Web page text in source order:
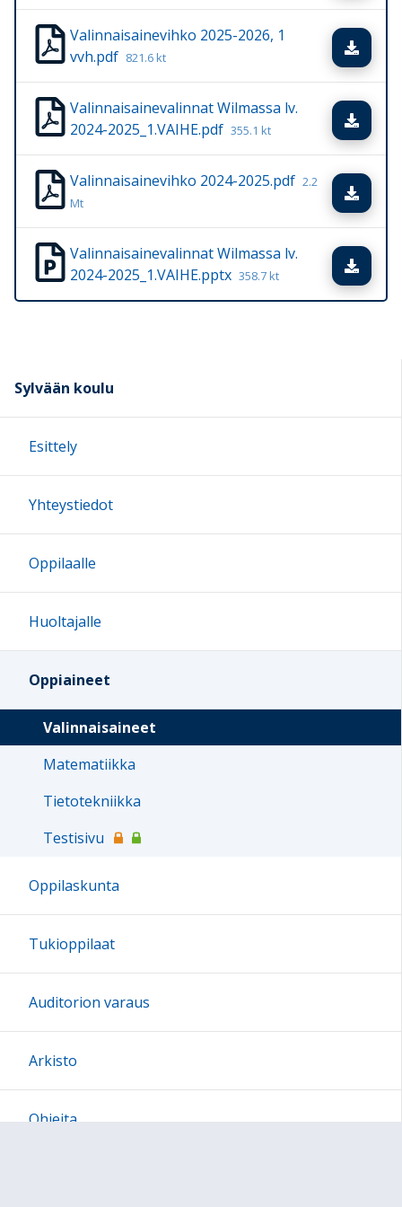
Valinnaisainevihko 2025-2026, 1
vvh.pdf 821.6 kt
Valinnaisainevalinnat Wilmassa lv.
2024-2025_1.VAIHE.pdf 355.1 kt
Valinnaisainevihko 2024-2025.pdf 2.2
Mt
Valinnaisainevalinnat Wilmassa lv.
2024-2025_1.VAIHE.pptx 358.7 kt
Sylvään koulu
Esittely
Yhteystiedot
Oppilaalle
Huoltajalle
Oppiaineet
Valinnaisaineet
Matematiikka
Tietotekniikka
Testisivu
Oppilaskunta
Tukioppilaat
Auditorion varaus
Arkisto
Ohjeita